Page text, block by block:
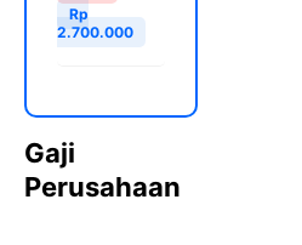
Rp
2.700.000
Gaji
Perusahaan